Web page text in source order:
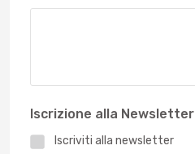
Iscrizione alla Newsletter
Iscriviti alla newsletter